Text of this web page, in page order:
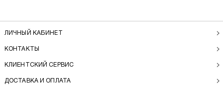
ЛИЧНЫЙ КАБИНЕТ
КОНТАКТЫ
КЛИЕНТСКИЙ СЕРВИС
ДОСТАВКА И ОПЛАТА